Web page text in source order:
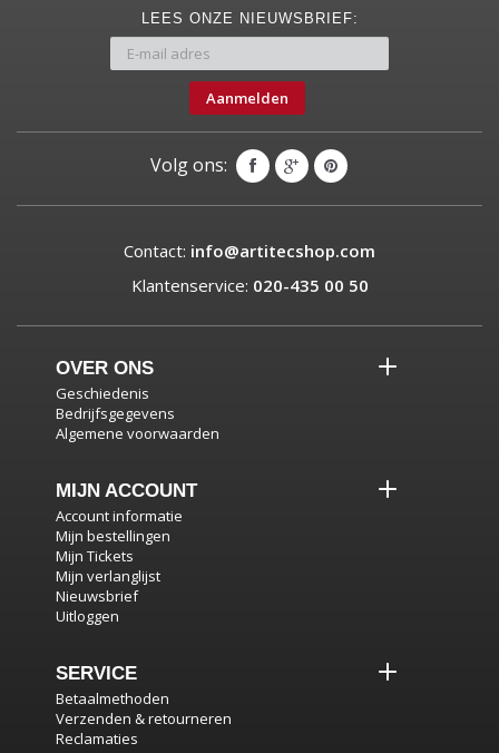
LEES ONZE NIEUWSBRIEF:
Aanmelden
Volg ons:
Contact: info@artitecshop.com
Klantenservice: 020-435 00 50
OVER ONS
Geschiedenis
Bedrijfsgegevens
Algemene voorwaarden
MIJN ACCOUNT
Account informatie
Mijn bestellingen
Mijn Tickets
Mijn verlanglijst
Nieuwsbrief
Uitloggen
SERVICE
Betaalmethoden
Verzenden & retourneren
Reclamaties